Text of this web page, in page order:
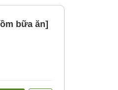
bữa ăn]